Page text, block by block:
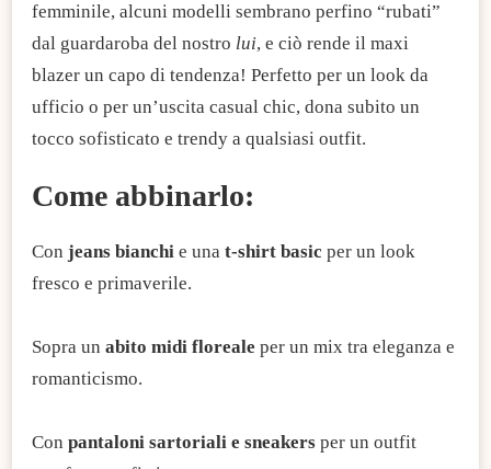
femminile, alcuni modelli sembrano perfino “rubati”
dal guardaroba del nostro lui, e ciò rende il maxi
blazer un capo di tendenza! Perfetto per un look da
ufficio o per un’uscita casual chic, dona subito un
tocco sofisticato e trendy a qualsiasi outfit.
Come abbinarlo:
Con jeans bianchi e una t-shirt basic per un look
fresco e primaverile.
Sopra un abito midi floreale per un mix tra eleganza e
romanticismo.
Con pantaloni sartoriali e sneakers per un outfit